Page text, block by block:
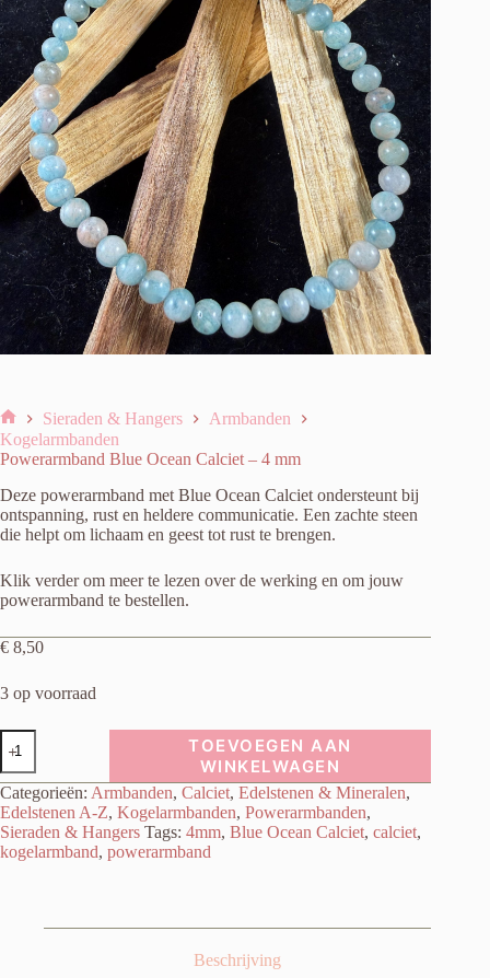
Home
Sieraden & Hangers
Armbanden
Kogelarmbanden
Powerarmband Blue Ocean Calciet – 4 mm
Deze powerarmband met Blue Ocean Calciet ondersteunt bij
ontspanning, rust en heldere communicatie. Een zachte steen
die helpt om lichaam en geest tot rust te brengen.
Klik verder om meer te lezen over de werking en om jouw
powerarmband te bestellen.
€ 8,50
3 op voorraad
Powerarmband
Blue
Ocean
Calciet
-
4
mm
TOEVOEGEN AAN
WINKELWAGEN
Categorieën: Armbanden, Calciet, Edelstenen & Mineralen,
Edelstenen A-Z, Kogelarmbanden, Powerarmbanden,
Sieraden & Hangers Tags: 4mm, Blue Ocean Calciet, calciet,
kogelarmband, powerarmband
Beschrijving